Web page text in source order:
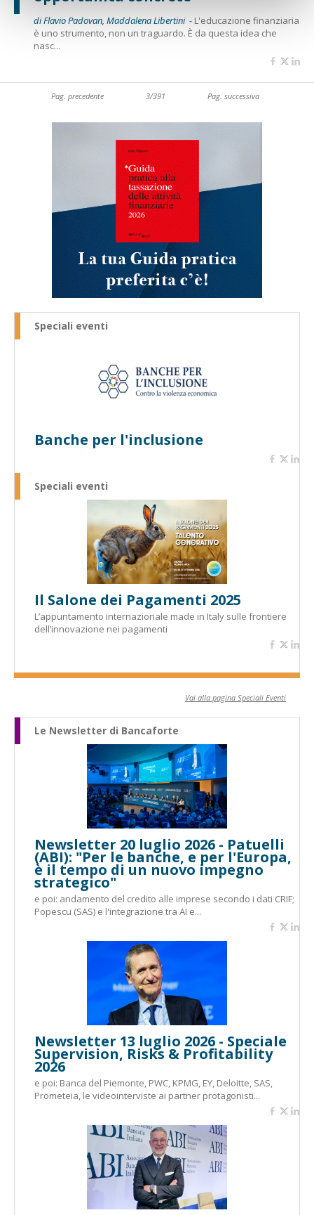
di Flavio Padovan, Maddalena Libertini - L'educazione finanziaria
è uno strumento, non un traguardo. È da questa idea che
nasc...
Pag. precedente 3/391 Pag. successiva
Speciali eventi
Banche per l'inclusione
Speciali eventi
Il Salone dei Pagamenti 2025
L’appuntamento internazionale made in Italy sulle frontiere
dell’innovazione nei pagamenti
Vai alla pagina Speciali Eventi
Le Newsletter di Bancaforte
Newsletter 20 luglio 2026 - Patuelli
(ABI): "Per le banche, e per l'Europa,
è il tempo di un nuovo impegno
strategico"
e poi: andamento del credito alle imprese secondo i dati CRIF;
Popescu (SAS) e l'integrazione tra AI e...
Newsletter 13 luglio 2026 - Speciale
Supervision, Risks & Profitability
2026
e poi: Banca del Piemonte, PWC, KPMG, EY, Deloitte, SAS,
Prometeia, le videointerviste ai partner protagonisti...